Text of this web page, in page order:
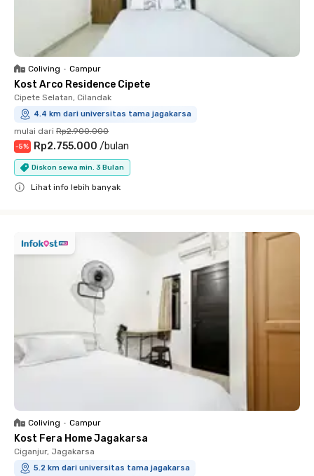
Coliving • Campur
Kost Arco Residence Cipete
Cipete Selatan, Cilandak
4.4 km dari universitas tama jagakarsa
mulai dari Rp2.900.000
-5% Rp2.755.000 /bulan
Diskon sewa min. 3 Bulan
Lihat info lebih banyak
Coliving • Campur
Kost Fera Home Jagakarsa
Ciganjur, Jagakarsa
5.2 km dari universitas tama jagakarsa